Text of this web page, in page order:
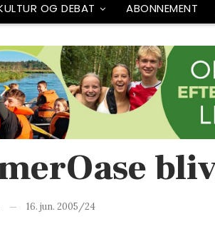
OG DEBAT ABONNEMENT
16. jun. 2005/24